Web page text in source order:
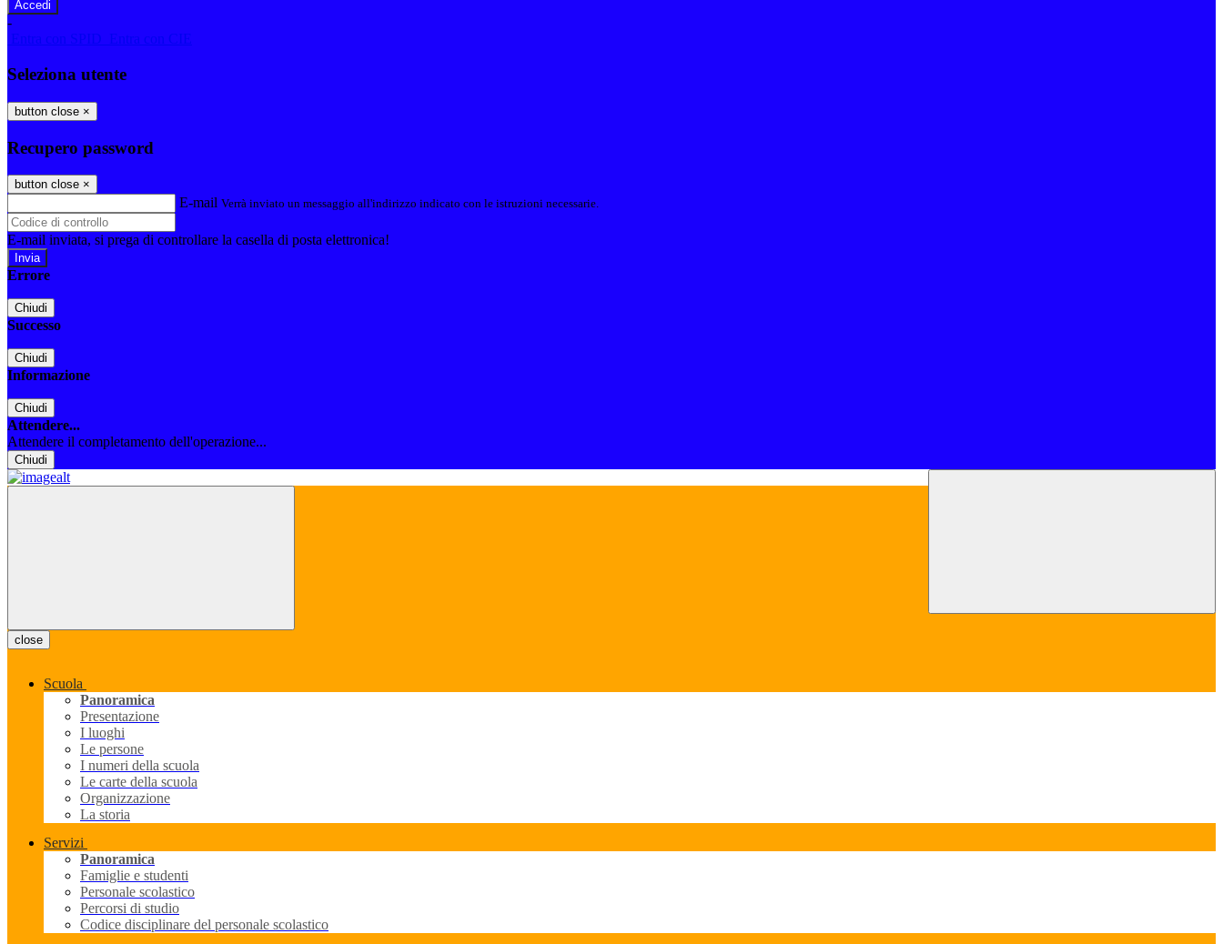
-
Entra con SPID
Entra con CIE
Seleziona utente
button close ×
Recupero password
button close ×
E-mail Verrà inviato un messaggio all'indirizzo indicato con le istruzioni necessarie.
E-mail inviata, si prega di controllare la casella di posta elettronica!
Errore
Chiudi
Successo
Chiudi
Informazione
Chiudi
Attendere...
Attendere il completamento dell'operazione...
Chiudi
close
Scuola
Panoramica
Presentazione
I luoghi
Le persone
I numeri della scuola
Le carte della scuola
Organizzazione
La storia
Servizi
Panoramica
Famiglie e studenti
Personale scolastico
Percorsi di studio
Codice disciplinare del personale scolastico